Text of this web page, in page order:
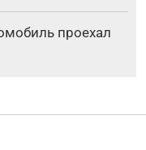
проехал